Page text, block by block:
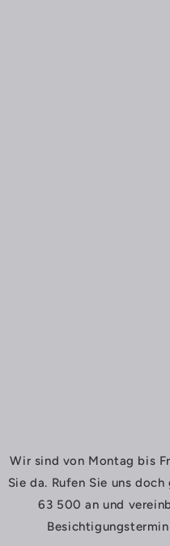
Wir sind von Montag bis
Sie da. Rufen Sie uns
63 500 an und